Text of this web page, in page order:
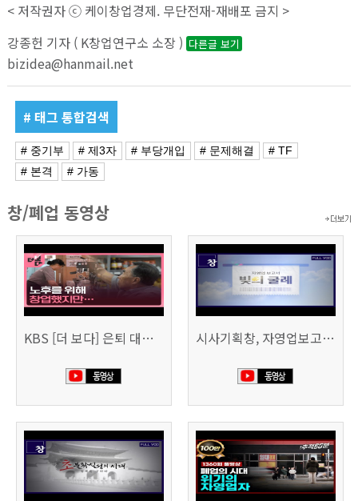
< 저작권자 ⓒ 케이창업경제. 무단전재-재배포 금지 >
강종헌 기자 ( K창업연구소 소장 ) 다른글 보기
bizidea@hanmail.net
# 태그 통합검색
# 중기부 # 제3자 # 부당개입 # 문제해결
# TF
# 본격
# 가동
창/폐업 동영상
KBS [더 보다] 은퇴 대신 폐업 시사기획창, 자영업보고서 빚의 굴레 507회 (KBS 25.6.10)